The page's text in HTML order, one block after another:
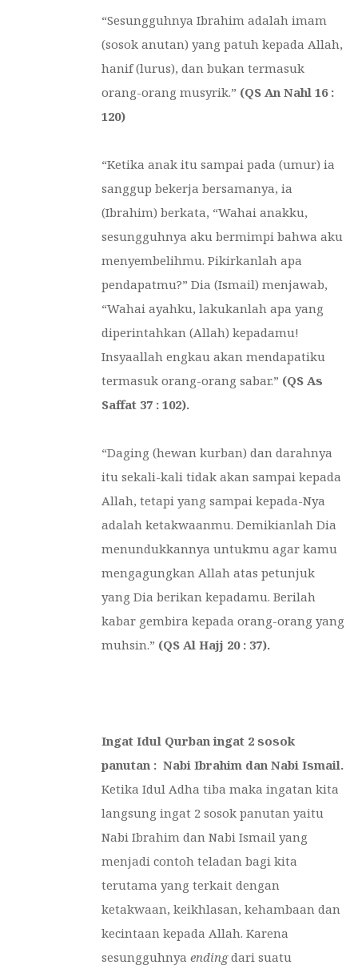
“Sesungguhnya Ibrahim adalah imam
(sosok anutan) yang patuh kepada Allah,
hanif (lurus), dan bukan termasuk
orang-orang musyrik.” (QS An Nahl 16 :
120)
“Ketika anak itu sampai pada (umur) ia
sanggup bekerja bersamanya, ia
(Ibrahim) berkata, “Wahai anakku,
sesungguhnya aku bermimpi bahwa aku
menyembelihmu. Pikirkanlah apa
pendapatmu?” Dia (Ismail) menjawab,
“Wahai ayahku, lakukanlah apa yang
diperintahkan (Allah) kepadamu!
Insyaallah engkau akan mendapatiku
termasuk orang-orang sabar.” (QS As
Saffat 37 : 102).
“Daging (hewan kurban) dan darahnya
itu sekali-kali tidak akan sampai kepada
Allah, tetapi yang sampai kepada-Nya
adalah ketakwaanmu. Demikianlah Dia
menundukkannya untukmu agar kamu
mengagungkan Allah atas petunjuk
yang Dia berikan kepadamu. Berilah
kabar gembira kepada orang-orang yang
muhsin.” (QS Al Hajj 20 : 37).
Ingat Idul Qurban ingat 2 sosok
panutan : Nabi Ibrahim dan Nabi Ismail.
Ketika Idul Adha tiba maka ingatan kita
langsung ingat 2 sosok panutan yaitu
Nabi Ibrahim dan Nabi Ismail yang
menjadi contoh teladan bagi kita
terutama yang terkait dengan
ketakwaan, keikhlasan, kehambaan dan
kecintaan kepada Allah. Karena
sesungguhnya endingdari suatu